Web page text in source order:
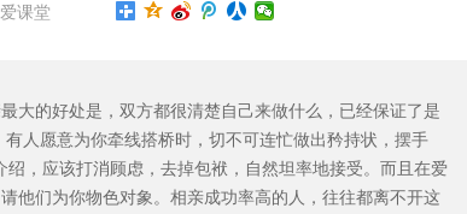
课堂
大的好处是，双方都很清楚自己来做什么，已经保证了是
人愿意为你牵线搭桥时，切不可连忙做出矜持状，摆手
绍，应该打消顾虑，去掉包袱，自然坦率地接受。而且在爱
他们为你物色对象。相亲成功率高的人，往往都离不开这